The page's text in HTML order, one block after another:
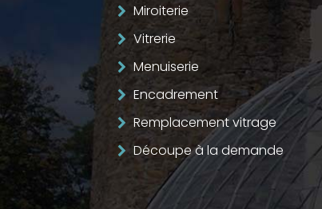
Miroiterie
Vitrerie
Menuiserie
Encadrement
Remplacement vitrage
Découpe à la demande